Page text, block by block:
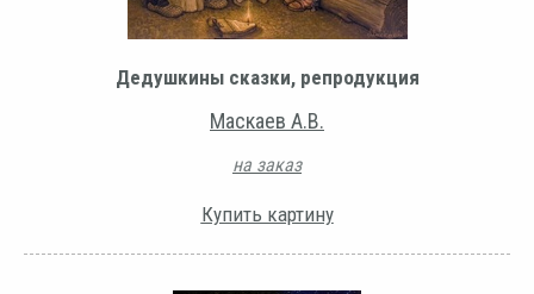
Дедушкины сказки, репродукция
Маскаев А.В.
на заказ
Купить картину